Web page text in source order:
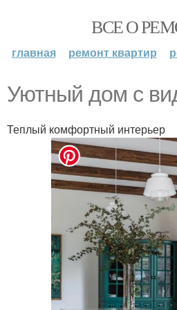
ВСЕ О
главная ремонт квартир
Уютный дом с
Теплый комфортный интерьер